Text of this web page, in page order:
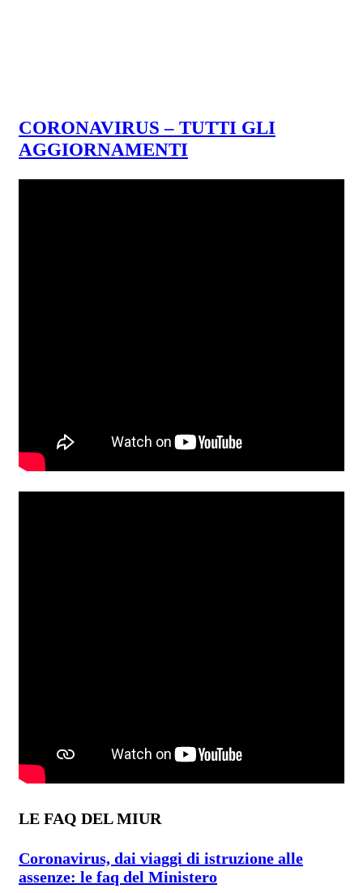
CORONAVIRUS – TUTTI GLI
AGGIORNAMENTI
LE FAQ DEL MIUR
Coronavirus, dai viaggi di istruzione alle
assenze: le faq del Ministero